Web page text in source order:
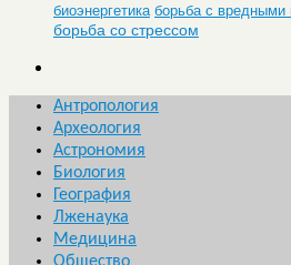
биоэнергетика борьба с вредными
борьба со стрессом
Антропология
Археология
Астрономия
Биология
География
Лженаука
Медицина
Общество